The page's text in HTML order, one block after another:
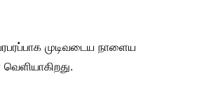
முடிவடைய நாளைய